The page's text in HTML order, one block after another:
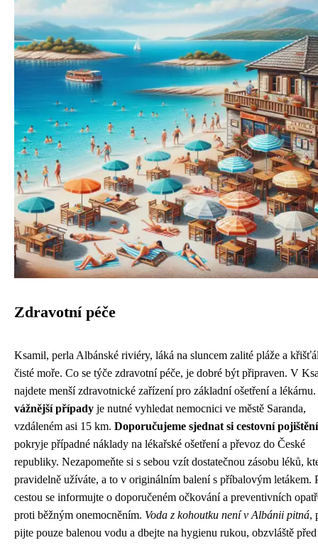
Zdravotní péče
Ksamil, perla Albánské riviéry, láká na sluncem zalité pláže a
čisté moře. Co se týče zdravotní péče, je dobré být připraven. V
najdete menší zdravotnické zařízení pro základní ošetření a
vážnější případy je nutné vyhledat nemocnici ve městě Saranda,
vzdáleném asi 15 km. Doporučujeme sjednat si cestovní pojištění
pokryje případné náklady na lékařské ošetření a převoz do České
republiky. Nezapomeňte si s sebou vzít dostatečnou zásobu léků,
pravidelně užíváte, a to v originálním balení s příbalovým letákem.
cestou se informujte o doporučeném očkování a preventivních
proti běžným onemocněním. Voda z kohoutku není v Albánii pitná,
pijte pouze balenou vodu a dbejte na hygienu rukou, obzvláště